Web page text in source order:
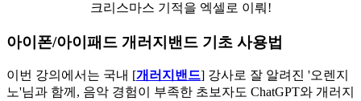
크리스마스 기적을 엑셀로 이뤄!
아이폰/아이패드 개러지밴드 기초 사용법
이번 강의에서는 국내 [개러지밴드] 강사로 잘 알려진 '오렌지
노'님과 함께, 음악 경험이 부족한 초보자도 ChatGPT와 개러지